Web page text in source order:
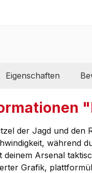
Eigenschaften
der Jagd und den
während
deinem Arsenal
Grafik,